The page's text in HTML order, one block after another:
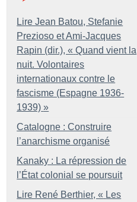
Lire Jean Batou, Stefanie
Prezioso et Ami-Jacques
Rapin (dir.), « Quand vient la
nuit. Volontaires
internationaux contre le
fascisme (Espagne 1936-
1939) »
Catalogne : Construire
l’anarchisme organisé
Kanaky : La répression de
l’État colonial se poursuit
Lire René Berthier, « Les